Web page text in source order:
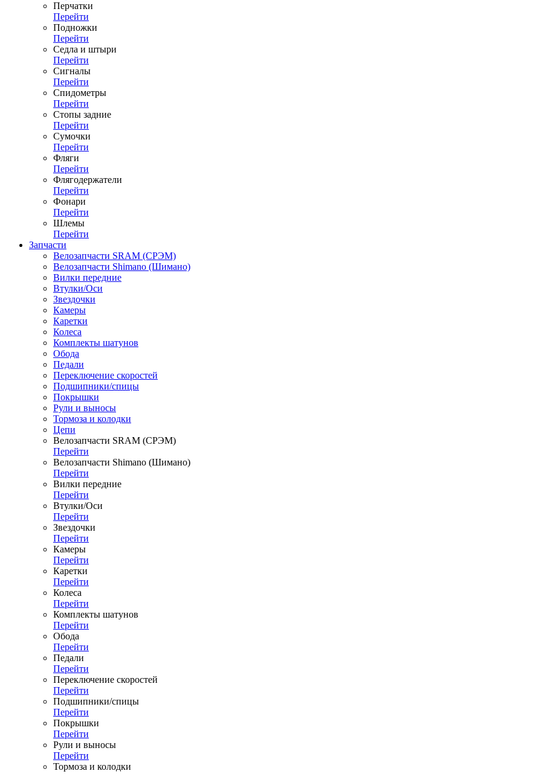
Перчатки
Перейти
Подножки
Перейти
Седла и штыри
Перейти
Сигналы
Перейти
Спидометры
Перейти
Стопы задние
Перейти
Сумочки
Перейти
Фляги
Перейти
Флягодержатели
Перейти
Фонари
Перейти
Шлемы
Перейти
Запчасти
Велозапчасти SRAM (СРЭМ)
Велозапчасти Shimano (Шимано)
Вилки передние
Втулки/Оси
Звездочки
Камеры
Каретки
Колеса
Комплекты шатунов
Обода
Педали
Переключение скоростей
Подшипники/спицы
Покрышки
Рули и выносы
Тормоза и колодки
Цепи
Велозапчасти SRAM (СРЭМ)
Перейти
Велозапчасти Shimano (Шимано)
Перейти
Вилки передние
Перейти
Втулки/Оси
Перейти
Звездочки
Перейти
Камеры
Перейти
Каретки
Перейти
Колеса
Перейти
Комплекты шатунов
Перейти
Обода
Перейти
Педали
Перейти
Переключение скоростей
Перейти
Подшипники/спицы
Перейти
Покрышки
Перейти
Рули и выносы
Перейти
Тормоза и колодки